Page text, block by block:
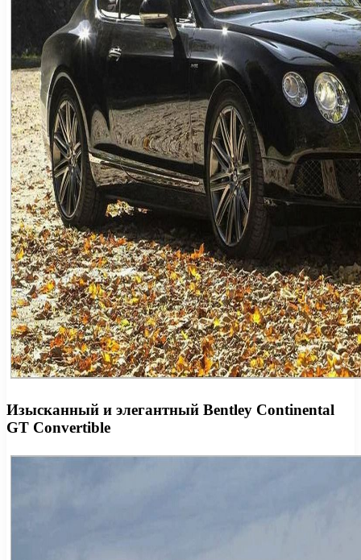
Изысканный и элегантный Bentley Continental
GT Convertible